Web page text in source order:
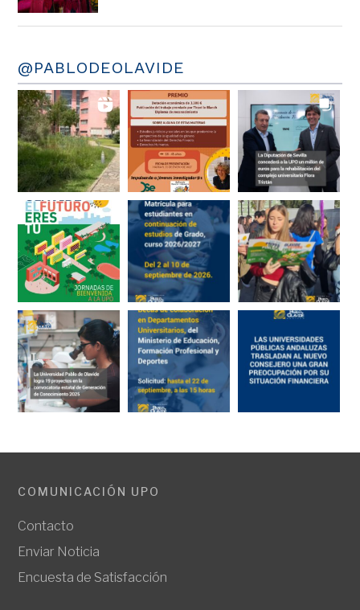
@PABLODEOLAVIDE
COMUNICACIÓN UPO
Contacto
Enviar Noticia
Encuesta de Satisfacción